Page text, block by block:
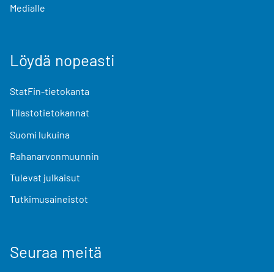
Medialle
Löydä nopeasti
StatFin-tietokanta
Tilastotietokannat
Suomi lukuina
Rahanarvonmuunnin
Tulevat julkaisut
Tutkimusaineistot
Seuraa meitä